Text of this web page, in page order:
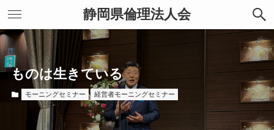
静岡県倫理法人会
ものは生きている
モーニングセミナー 経営者モーニングセミナー